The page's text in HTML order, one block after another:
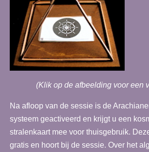
(Klik op de afbeelding voor een
Na afloop van de sessie is de
systeem geactiveerd en krijgt u een
stralenkaart mee voor thuisgebruik.
gratis en hoort bij de sessie. Over het